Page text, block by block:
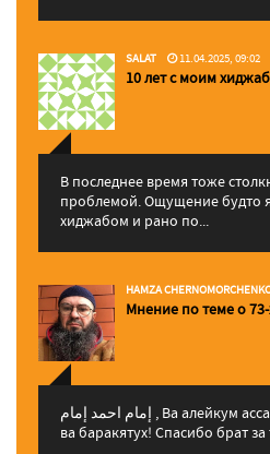
SALAT 11.04.2025, 09:02
10 лет с моим
В последнее время тоже
проблемой. Ощущение будто
хиджабом и рано по...
HAMZA
Мнение по теме о
إمام احمد إمام , Ва алейкум ассалам ва рахматуЛлахи
ва баракятух! Спасибо брат